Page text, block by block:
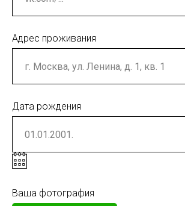
Адрес проживания
Дата рождения
Ваша фотография